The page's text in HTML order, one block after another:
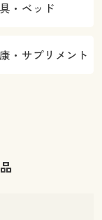
・ベッド
・サプリメント